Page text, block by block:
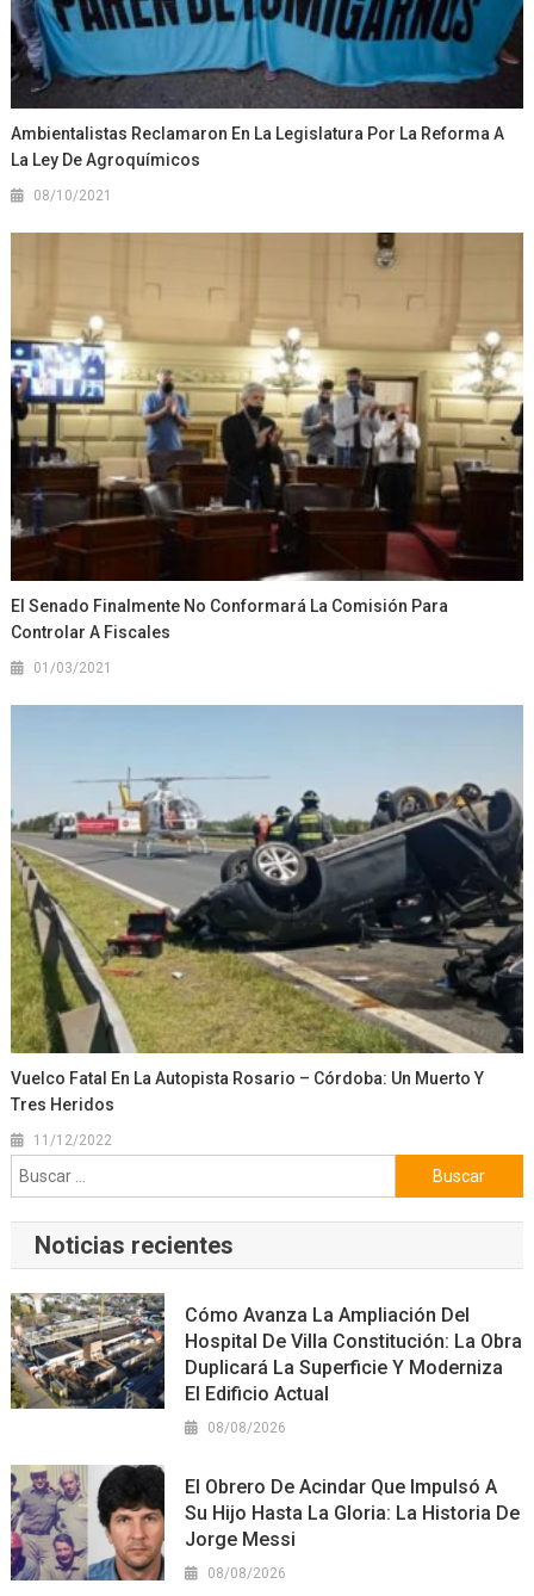
Ambientalistas Reclamaron En La Legislatura Por La Reforma A
La Ley De Agroquímicos
08/10/2021
El Senado Finalmente No Conformará La Comisión Para
Controlar A Fiscales
01/03/2021
Vuelco Fatal En La Autopista Rosario – Córdoba: Un Muerto Y
Tres Heridos
11/12/2022
Buscar:
Noticias recientes
Cómo Avanza La Ampliación Del
Hospital De Villa Constitución: La Obra
Duplicará La Superficie Y Moderniza
El Edificio Actual
08/08/2026
El Obrero De Acindar Que Impulsó A
Su Hijo Hasta La Gloria: La Historia De
Jorge Messi
08/08/2026